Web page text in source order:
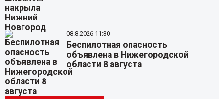
08.8.2026 11:30
Беспилотная опасность
объявлена в Нижегородской
области 8 августа